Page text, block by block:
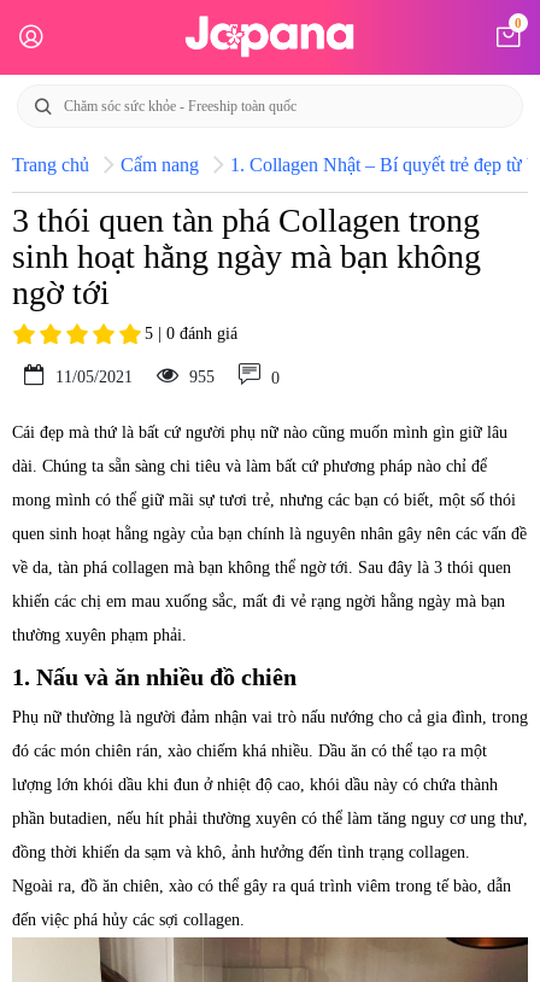
0
Trang chủ Cẩm nang 1. Collagen Nhật – Bí quyết trẻ đẹp từ
3 thói quen tàn phá Collagen trong
sinh hoạt hằng ngày mà bạn không
ngờ tới
5 | 0 đánh giá
11/05/2021 955 0
Cái đẹp mà thứ là bất cứ người phụ nữ nào cũng muốn mình gìn giữ lâu
dài. Chúng ta sẵn sàng chi tiêu và làm bất cứ phương pháp nào chỉ để
mong mình có thể giữ mãi sự tươi trẻ, nhưng các bạn có biết, một số thói
quen sinh hoạt hằng ngày của bạn chính là nguyên nhân gây nên các vấn đề
về da, tàn phá collagen mà bạn không thể ngờ tới. Sau đây là 3 thói quen
khiến các chị em mau xuống sắc, mất đi vẻ rạng ngời hằng ngày mà bạn
thường xuyên phạm phải.
1. Nấu và ăn nhiều đồ chiên
Phụ nữ thường là người đảm nhận vai trò nấu nướng cho cả gia đình, trong
đó các món chiên rán, xào chiếm khá nhiều. Dầu ăn có thể tạo ra một
lượng lớn khói dầu khi đun ở nhiệt độ cao, khói dầu này có chứa thành
phần butadien, nếu hít phải thường xuyên có thể làm tăng nguy cơ ung thư,
đồng thời khiến da sạm và khô, ảnh hưởng đến tình trạng collagen.
Ngoài ra, đồ ăn chiên, xào có thể gây ra quá trình viêm trong tế bào, dẫn
đến việc phá hủy các sợi collagen.